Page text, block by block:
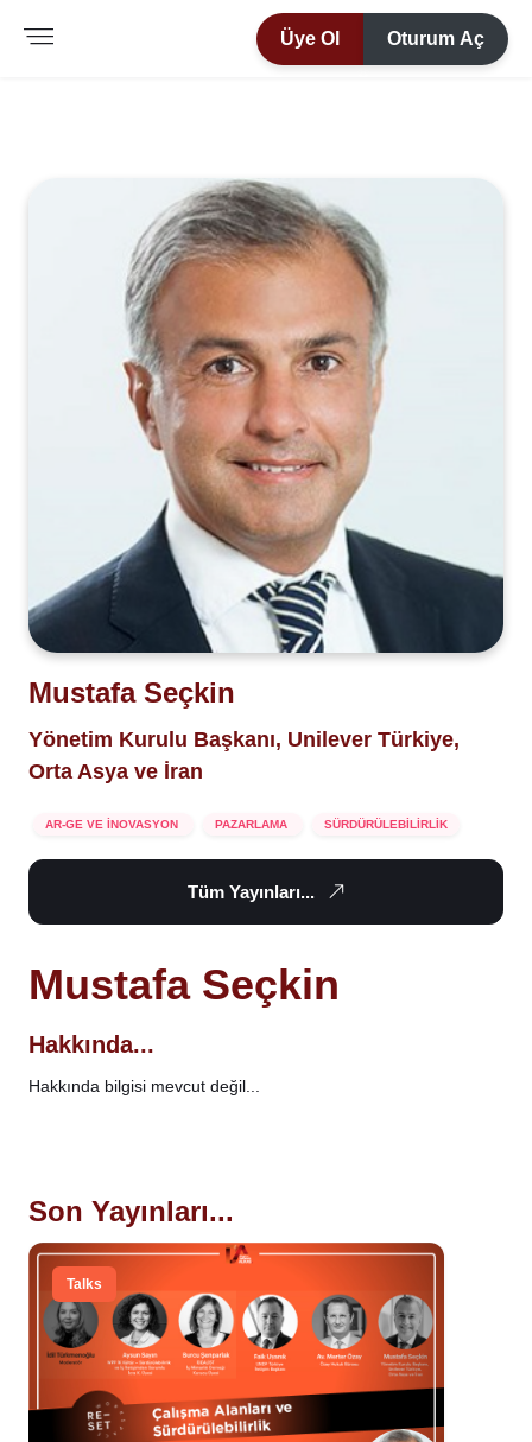
Üye Ol Oturum Aç
Mustafa Seçkin
Yönetim Kurulu Başkanı, Unilever Türkiye,
Orta Asya ve İran
AR-GE VE İNOVASYON PAZARLAMA SÜRDÜRÜLEBİLİRLİK
Tüm Yayınları...
Mustafa Seçkin
Hakkında...
Hakkında bilgisi mevcut değil...
Son Yayınları...
Talks